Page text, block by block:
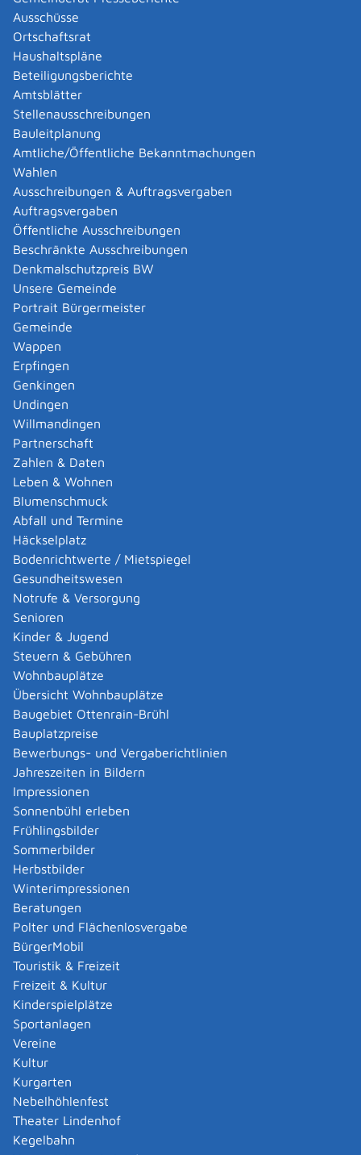
Ausschüsse
Ortschaftsrat
Haushaltspläne
Beteiligungsberichte
Amtsblätter
Stellenausschreibungen
Bauleitplanung
Amtliche/Öffentliche Bekanntmachungen
Wahlen
Ausschreibungen & Auftragsvergaben
Auftragsvergaben
Öffentliche Ausschreibungen
Beschränkte Ausschreibungen
Denkmalschutzpreis BW
Unsere Gemeinde
Portrait Bürgermeister
Gemeinde
Wappen
Erpfingen
Genkingen
Undingen
Willmandingen
Partnerschaft
Zahlen & Daten
Leben & Wohnen
Blumenschmuck
Abfall und Termine
Häckselplatz
Bodenrichtwerte / Mietspiegel
Gesundheitswesen
Notrufe & Versorgung
Senioren
Kinder & Jugend
Steuern & Gebühren
Wohnbauplätze
Übersicht Wohnbauplätze
Baugebiet Ottenrain-Brühl
Bauplatzpreise
Bewerbungs- und Vergaberichtlinien
Jahreszeiten in Bildern
Impressionen
Sonnenbühl erleben
Frühlingsbilder
Sommerbilder
Herbstbilder
Winterimpressionen
Beratungen
Polter und Flächenlosvergabe
BürgerMobil
Touristik & Freizeit
Freizeit & Kultur
Kinderspielplätze
Sportanlagen
Vereine
Kultur
Kurgarten
Nebelhöhlenfest
Theater Lindenhof
Kegelbahn
Abgelaufenen Führerschein neu ausstellen lassen
Abgeltungsteuer - Nichtveranlagungs-
Bescheinigung beantragen
Abgeschlossenheitsbescheinigung zur Aufteilung
eines Gebäudes beantragen
Abmeldung / Außerbetriebsetzung für ein Fahrzeug
beantragen
Abschriften, Ablichtungen, Vervielfältigungen und
Negative amtlich beglaubigen lassen
Abwasser entsorgen
Abwasserbeseitigung - dezentrale Beseitigung von
Regenwasser beantragen oder anzeigen
Abweichende Regelungen zum Schichtbetrieb
beantragen
Abweichende Ruhezeit beantragen
Adoption - Akteneinsicht beantragen
Adoption - sich als Adoptiveltern bewerben
Adoption eines ausländischen Kindes -
Beurkundung im Geburtenregister beantragen
Adoption eines ausländischen Kindes -
Umwandlung einer schwachen in eine starke
Adoption beantragen
Adoption eines deutschen Kindes - Beurkundung
von Amts wegen
Adoption eines erwachsenen Menschen beantragen
Adoptionspflege eines minderjährigen Kindes
aufnehmen
Adressänderung auf der eID-Karte beantragen
Adressbuch - Eintrag sperren lassen
Akademische Gesundheitsberufe - Anerkennung der
Weiterbildung beantragen
Akademische Grade, Titel und Bezeichnungen bei
anerkannten Spätaussiedlern - Gradumwandlungen
beantragen
Akademische Grade, Titel und Bezeichnungen von
ausländischen Hochschulen führen
Akteneinsicht in und außerhalb von
Verwaltungsverfahren beantragen
Allgemein bildende Schulen - zur Abendrealschule
anmelden
Als berechtigte Person Fahrzeugregisterauskunft
(Halterauskunft) beantragen
Als Servicedienstleisterin oder Servicedienstleister
im Rahmen der Geldwäscheaufsicht registrieren
Altenpfleger, Arbeitserzieher, Haus- und
Familienpfleger, Heilerziehungsassistent,
Heilpädagoge, Jugend- und Heimerzieher,
Sozialarbeiter, Sozialpädagoge mit ausländischer
Berufsausbildung – Erlaubnis zur Führung der
Berufsbezeichnung beantragen
Altersrente - Rente bei vorzeitigem Eintritt in den
Ruhestand beantragen
Altersrente für besonders langjährig Versicherte
beantragen
Altersrente für schwerbehinderte Menschen
beantragen
Amtliche Meldebestätigung ausstellen
Andere Strafanzeige stellen
Änderung bezüglich des Betriebs gentechnischer
Anlagen mitteilen